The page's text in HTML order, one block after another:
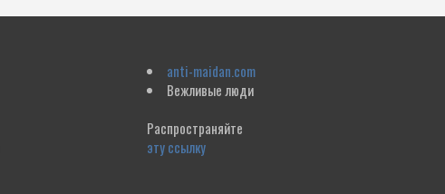
anti-maidan.com
Вежливые люди
Распространяйте
эту ссылку